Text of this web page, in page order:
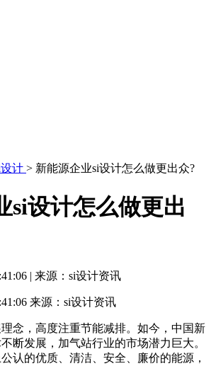
计 > 新能源企业si设计怎么做更出众?
si设计怎么做更出
| 来源：si设计资讯
来源：si设计资讯
念，高度注重节能减排。如今，中国新
断发展，加气站行业的市场潜力巨大。
认的优质、清洁、安全、廉价的能源，